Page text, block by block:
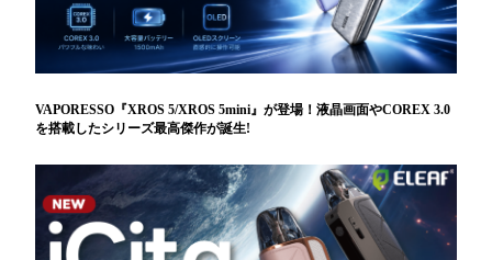
VAPORESSO『XROS 5/XROS 5mini』が登場！液晶画面やCOREX 3.0
を搭載したシリーズ最高傑作が誕生!